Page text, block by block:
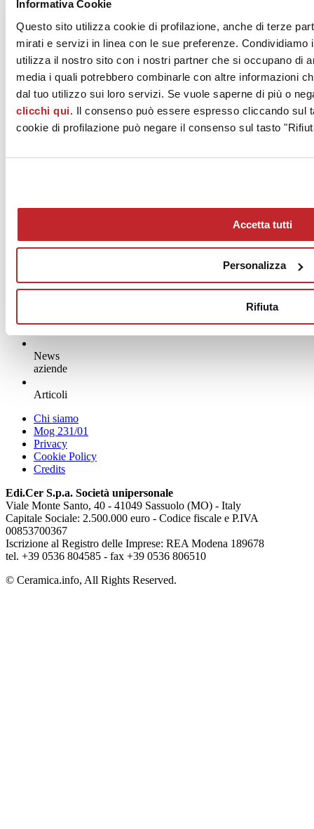
Informativa Cookie
Questo sito utilizza cookie di profilazione, anche di terze
mirati e servizi in linea con le sue preferenze.
utilizza il nostro sito con i nostri partner che si occupano di
media i quali potrebbero combinarle con altre informazioni
dal tuo utilizzo sui loro servizi. Se vuole saperne di più o
clicchi qui. Il consenso può essere espresso cliccando sul
cookie di profilazione può negare il consenso sul tasto
Accetta tutti
Personalizza
Rifiuta
Washington Street un highlight architettonico con una forte valenza
urbana, al punto da meritargli, nel 2023, la vittoria nella categoria
“multi-family residential” alla 30a edizione del concorso Ceramics
of Italy Tile Competition.
Superfici Ceramiche
Marca Corona
grès porcellanato
Glocal
News
aziende
Articoli
Chi siamo
Mog 231/01
Privacy
Cookie Policy
Credits
Edi.Cer S.p.a. Società unipersonale
Viale Monte Santo, 40 - 41049 Sassuolo (MO) - Italy
Capitale Sociale: 2.500.000 euro - Codice fiscale e P.IVA
00853700367
Iscrizione al Registro delle Imprese: REA Modena 189678
tel. +39 0536 804585 - fax +39 0536 806510
© Ceramica.info, All Rights Reserved.